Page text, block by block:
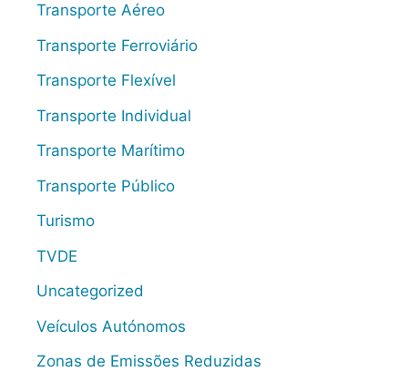
Transporte Aéreo
Transporte Ferroviário
Transporte Flexível
Transporte Individual
Transporte Marítimo
Transporte Público
Turismo
TVDE
Uncategorized
Veículos Autónomos
Zonas de Emissões Reduzidas